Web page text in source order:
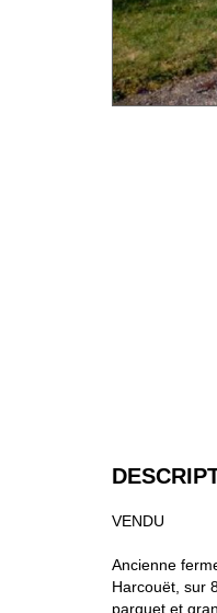
VENDU
Ancienne
Harcouët, sur
parquet et